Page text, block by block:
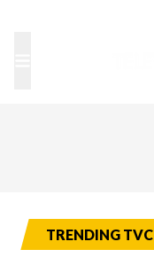
TRENDING TVC